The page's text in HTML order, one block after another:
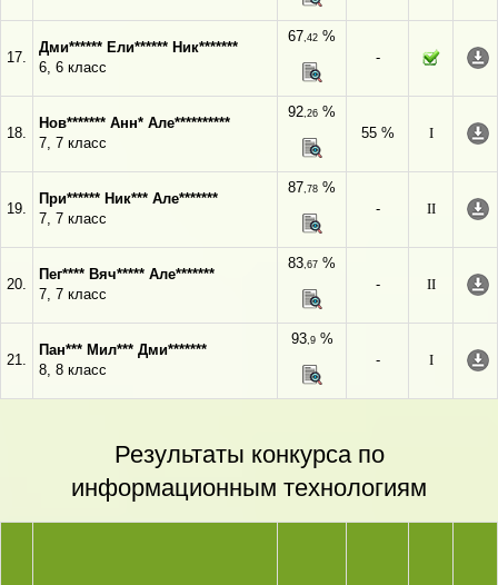
17.
Дми****** Ели****** Ник*******
6, 6 класс
67,42 %
-
18.
Нов******* Анн* Але**********
7, 7 класс
92,26 %
55 %
I
19.
При****** Ник*** Але*******
7, 7 класс
87,78 %
-
II
20.
Пег**** Вяч***** Але*******
7, 7 класс
83,67 %
-
II
21.
Пан*** Мил*** Дми*******
8, 8 класс
93,9%
-
I
Результаты конкурса по
информационным технологиям